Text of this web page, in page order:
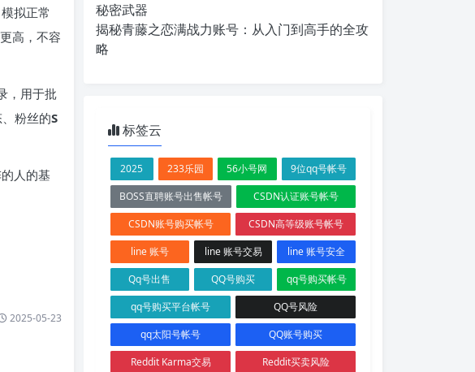
拟正常
高，不容
，用于批
粉丝的S
人的基
2025-05-23
秘密武器
揭秘青藤之恋满战力账号：从入门到高手的全攻
略
标签云
2025 233乐园 56小号网
9位qq号帐号
BOSS直聘账号出售帐号
CSDN认证账号帐号
CSDN账号购买帐号
CSDN高等级账号帐号
line 账号
line 账号交易
line 账号安全
Qq号出售
QQ号购买
qq号购买帐号
qq号购买平台帐号
QQ号风险
qq太阳号帐号
QQ账号购买
Reddit Karma交易
Reddit买卖风险